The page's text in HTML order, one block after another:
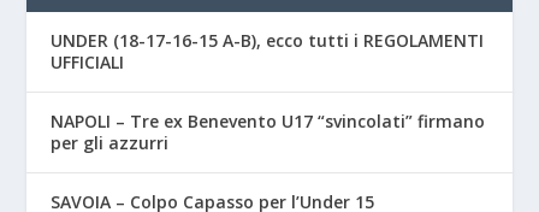
UNDER (18-17-16-15 A-B), ecco tutti i REGOLAMENTI
UFFICIALI
NAPOLI – Tre ex Benevento U17 “svincolati” firmano
per gli azzurri
SAVOIA – Colpo Capasso per l’Under 15